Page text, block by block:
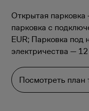
Открытая
парковка с
EUR; Парковка под
электричества —
Посмотреть план